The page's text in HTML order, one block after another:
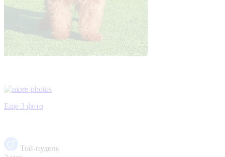
Еще 3 фото
Той-пудель